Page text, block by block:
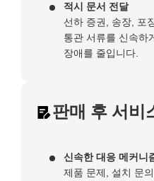
적시 문서 전달
선하 증권, 송장, 포
통관 서류를 신속하
장애를 줄입니다.
판매 후 서비
신속한 대응 메커니
제품 문제, 설치 문